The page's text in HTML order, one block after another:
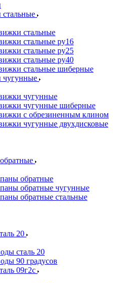
стальные
стальные ру16
стальные ру25
стальные ру40
стальные шиберные
чугунные
чугунные
чугунные шиберные
с обрезиненным клином
чугунные двухдисковые
обратные
обратные чугунные
обратные стальные
20
сталь 20
90 градусов
09г2с